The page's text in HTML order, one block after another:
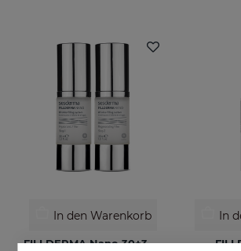
In den Warenkorb
FILLDERMA Nano 30+30 Ml
In